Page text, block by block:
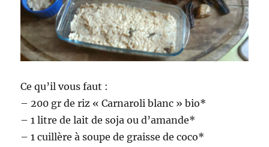
Ce qu’il vous faut :
– 200 gr de riz « Carnaroli blanc » bio*
– 1 litre de lait de soja ou d’amande*
– 1 cuillère à soupe de graisse de coco*